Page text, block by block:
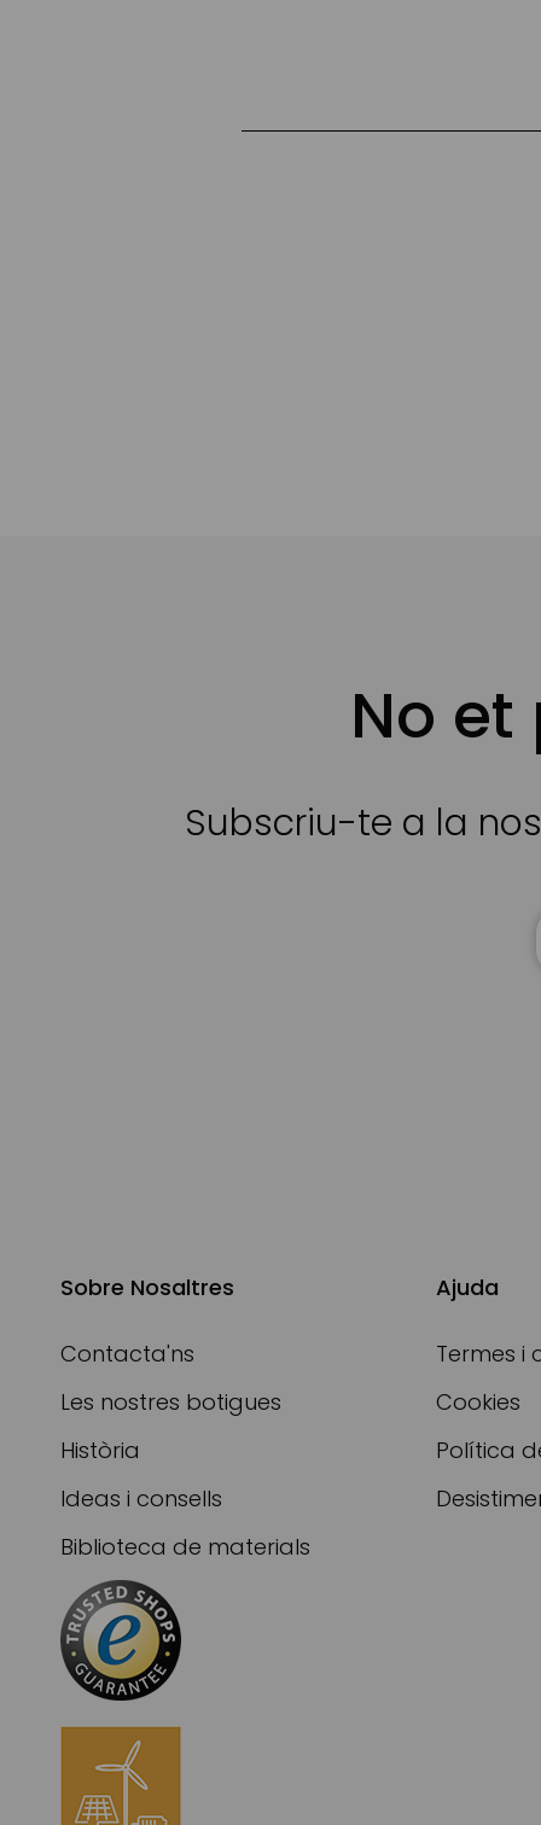
No
Subscriu-te a la
Sobre Nosaltres
Contacta'ns
Les nostres botigues
Història
Ideas i consells
Biblioteca de materials
Ajuda
Termes i
Cookies
Política